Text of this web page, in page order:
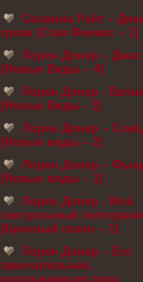
Сюзанна Райт –
грехи (Стая Феникс – 1)
Лорен Донер –
(Новые Виды – 4)
Лорен Донер -
(Новые Виды - 3)
Лорен Донер –
(Новые виды – 2)
Лорен Донер –
(Новые виды – 1)
Лорен Донер - Мой
сексуальный
(Брачный сезон – 1)
Лорен Донер – Его
замечательная,
мурлыкающая пара